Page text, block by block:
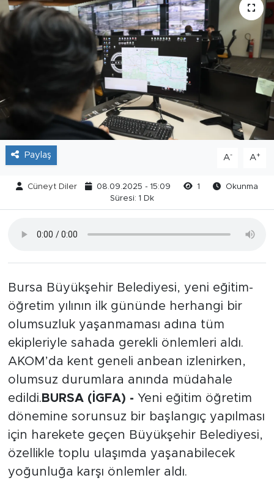
Paylaş A- A+
Cüneyt Diler 08.09.2025 - 15:09 1
Okunma
Süresi: 1 Dk
Bursa Büyükşehir Belediyesi, yeni eğitim-
öğretim yılının ilk gününde herhangi bir
olumsuzluk yaşanmaması adına tüm
ekipleriyle sahada gerekli önlemleri aldı.
AKOM’da kent geneli anbean izlenirken,
olumsuz durumlara anında müdahale
edildi. BURSA (İGFA) - Yeni eğitim öğretim
dönemine sorunsuz bir başlangıç yapılması
için harekete geçen Büyükşehir Belediyesi,
özellikle toplu ulaşımda yaşanabilecek
yoğunluğa karşı önlemler aldı.